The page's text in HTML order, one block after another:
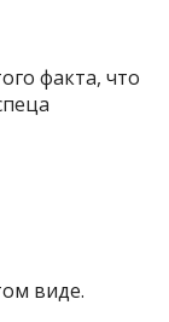
факта, что
виде.